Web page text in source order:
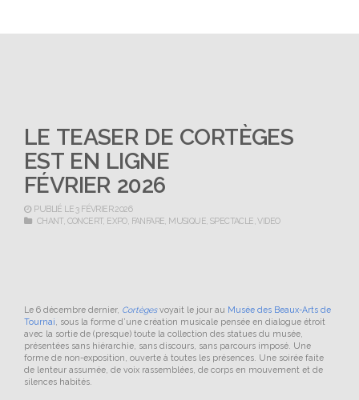
LE TEASER DE CORTÈGES
EST EN LIGNE
FÉVRIER 2026
PUBLIÉ LE 3 FÉVRIER 2026
CHANT, CONCERT, EXPO, FANFARE MUSIQUE SPECTACLE ,VIDEO
Le 6 décembre dernier, Cortègesvoyait le jour au Musée des Beaux-Arts de
Tournai , sous la forme d’une création musicale pensée en dialogue étroit
avec la sortie de (presque) toute la collection des statues du musée,
présentées sans hiérarchie, sans discours, sans parcours imposé. Une
forme de non-exposition, ouverte à toutes les présences. Une soirée faite
de lenteur assumée, de voix rassemblées, de corps en mouvement et de
silences habités.